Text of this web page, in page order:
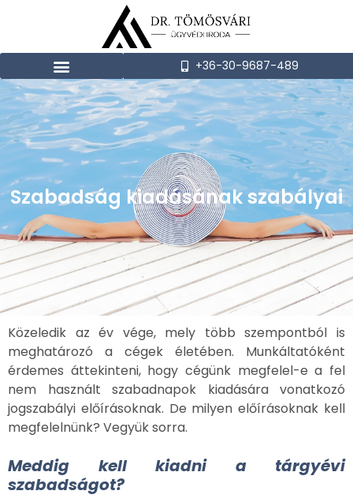
+36-30-9687-489
Szabadság kiadásának szabályai
Közeledik az év vége, mely több szempontból is
meghatározó a cégek életében. Munkáltatóként
érdemes áttekinteni, hogy cégünk megfelel-e a fel
nem használt szabadnapok kiadására vonatkozó
jogszabályi előírásoknak. De milyen előírásoknak kell
megfelelnünk? Vegyük sorra.
Meddig kell kiadni a tárgyévi
szabadságot?